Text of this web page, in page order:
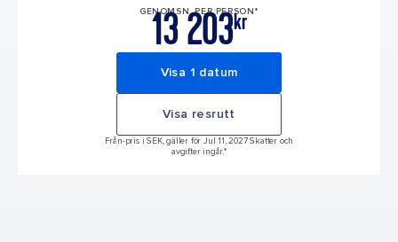
GENOMSN. PER PERSON*
kr
13 203
Visa 1 datum
Visa resrutt
Från-pris i SEK, gäller för Jul 11, 2027 Skatter och
avgifter ingår.*